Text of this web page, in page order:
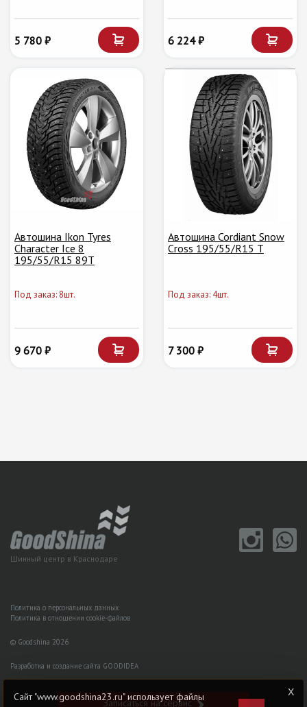
5 780 ₽ 6 224 ₽
Автошина Ikon Tyres
Character Ice 8
195/55/R15 89T
Под заказ: 8шт.
9 670 ₽
Автошина Cordiant Snow
Cross 195/55/R15 T
Под заказ: 4шт.
7 300 ₽
Шинный центр в Краснодаре
Политика о персональных данных
Политика в отношении cookie-файлов
© Goodshina 2026
Разработка и создание сайта GOODIDEA
Записаться на сервис
Сайт "www.goodshina23.ru" использует файлы